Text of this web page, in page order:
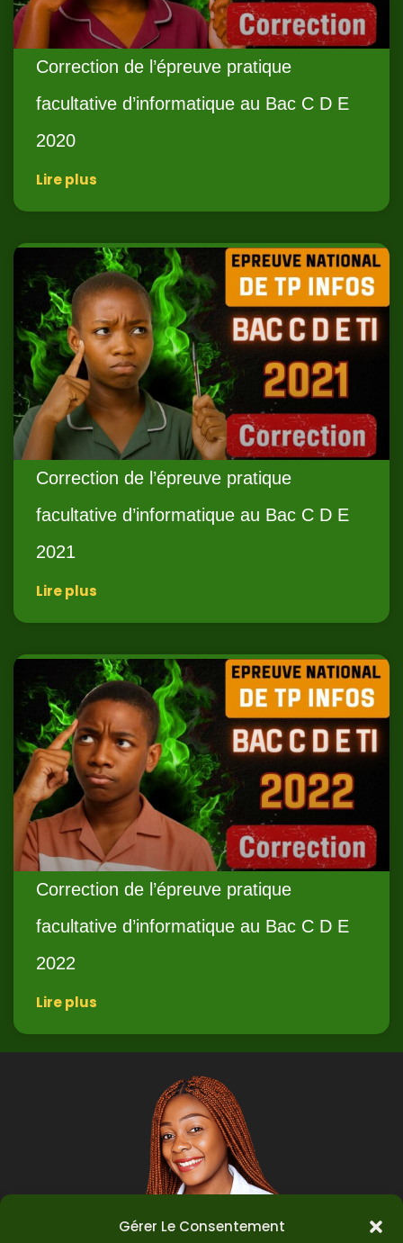
Gérer Le Consentement
Correction de l’épreuve pratique
facultative d’informatique au Bac C D E
2020
Lire plus
Correction de l’épreuve pratique
facultative d’informatique au Bac C D E
2021
Lire plus
Correction de l’épreuve pratique
facultative d’informatique au Bac C D E
2022
Lire plus